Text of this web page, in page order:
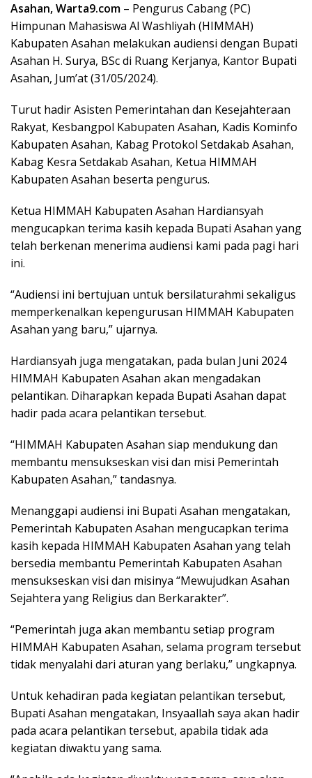
Asahan, Warta9.com – Pengurus Cabang (PC)
Himpunan Mahasiswa Al Washliyah (HIMMAH)
Kabupaten Asahan melakukan audiensi dengan Bupati
Asahan H. Surya, BSc di Ruang Kerjanya, Kantor Bupati
Asahan, Jum’at (31/05/2024).
Turut hadir Asisten Pemerintahan dan Kesejahteraan
Rakyat, Kesbangpol Kabupaten Asahan, Kadis Kominfo
Kabupaten Asahan, Kabag Protokol Setdakab Asahan,
Kabag Kesra Setdakab Asahan, Ketua HIMMAH
Kabupaten Asahan beserta pengurus.
Ketua HIMMAH Kabupaten Asahan Hardiansyah
mengucapkan terima kasih kepada Bupati Asahan yang
telah berkenan menerima audiensi kami pada pagi hari
ini.
“Audiensi ini bertujuan untuk bersilaturahmi sekaligus
memperkenalkan kepengurusan HIMMAH Kabupaten
Asahan yang baru,” ujarnya.
Hardiansyah juga mengatakan, pada bulan Juni 2024
HIMMAH Kabupaten Asahan akan mengadakan
pelantikan. Diharapkan kepada Bupati Asahan dapat
hadir pada acara pelantikan tersebut.
“HIMMAH Kabupaten Asahan siap mendukung dan
membantu mensukseskan visi dan misi Pemerintah
Kabupaten Asahan,” tandasnya.
Menanggapi audiensi ini Bupati Asahan mengatakan,
Pemerintah Kabupaten Asahan mengucapkan terima
kasih kepada HIMMAH Kabupaten Asahan yang telah
bersedia membantu Pemerintah Kabupaten Asahan
mensukseskan visi dan misinya “Mewujudkan Asahan
Sejahtera yang Religius dan Berkarakter”.
“Pemerintah juga akan membantu setiap program
HIMMAH Kabupaten Asahan, selama program tersebut
tidak menyalahi dari aturan yang berlaku,” ungkapnya.
Untuk kehadiran pada kegiatan pelantikan tersebut,
Bupati Asahan mengatakan, Insyaallah saya akan hadir
pada acara pelantikan tersebut, apabila tidak ada
kegiatan diwaktu yang sama.